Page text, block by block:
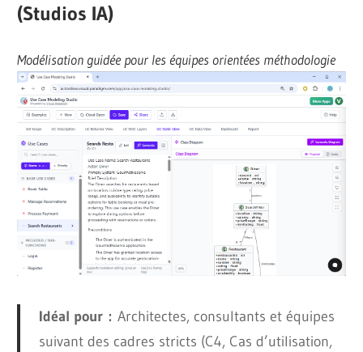
(Studios IA)
Modélisation guidée pour les équipes orientées méthodologie
Idéal pour : Architectes, consultants et équipes
suivant des cadres stricts (C4, Cas d’utilisation,